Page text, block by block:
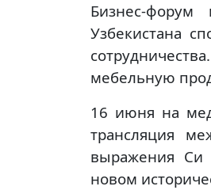
Бизнес-
Узбекистана
мебельную
16 июня на
трансляция
выражения Си
новом